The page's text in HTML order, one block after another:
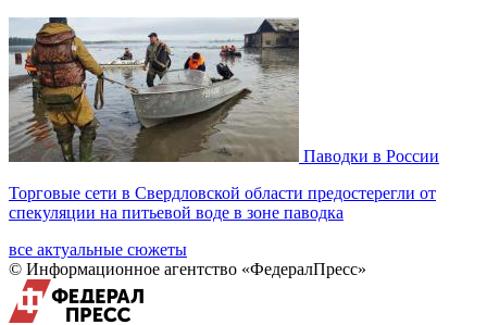
Паводки в России
Торговые сети в Свердловской области предостерегли от
спекуляции на питьевой воде в зоне паводка
все актуальные сюжеты
© Информационное агентство «ФедералПресс»